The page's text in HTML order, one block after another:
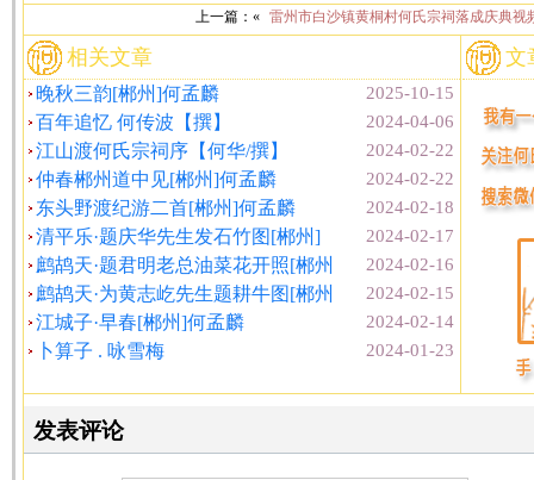
上一篇：« 雷州市白沙镇黄桐村何氏宗祠落成庆典视
相关文章
2025-10-15
晚秋三韵[郴州]何孟麟
2024-04-06
百年追忆 何传波【撰】
2024-02-22
江山渡何氏宗祠序【何华/撰】
2024-02-22
仲春郴州道中见[郴州]何孟麟
2024-02-18
东头野渡纪游二首[郴州]何孟麟
2024-02-17
清平乐·题庆华先生发石竹图[郴州]
2024-02-16
鹧鸪天·题君明老总油菜花开照[郴州
2024-02-15
鹧鸪天·为黄志屹先生题耕牛图[郴州
2024-02-14
江城子·早春[郴州]何孟麟
2024-01-23
卜算子 . 咏雪梅
文
发表评论